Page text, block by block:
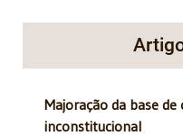
Majoração da base
inconstitucional